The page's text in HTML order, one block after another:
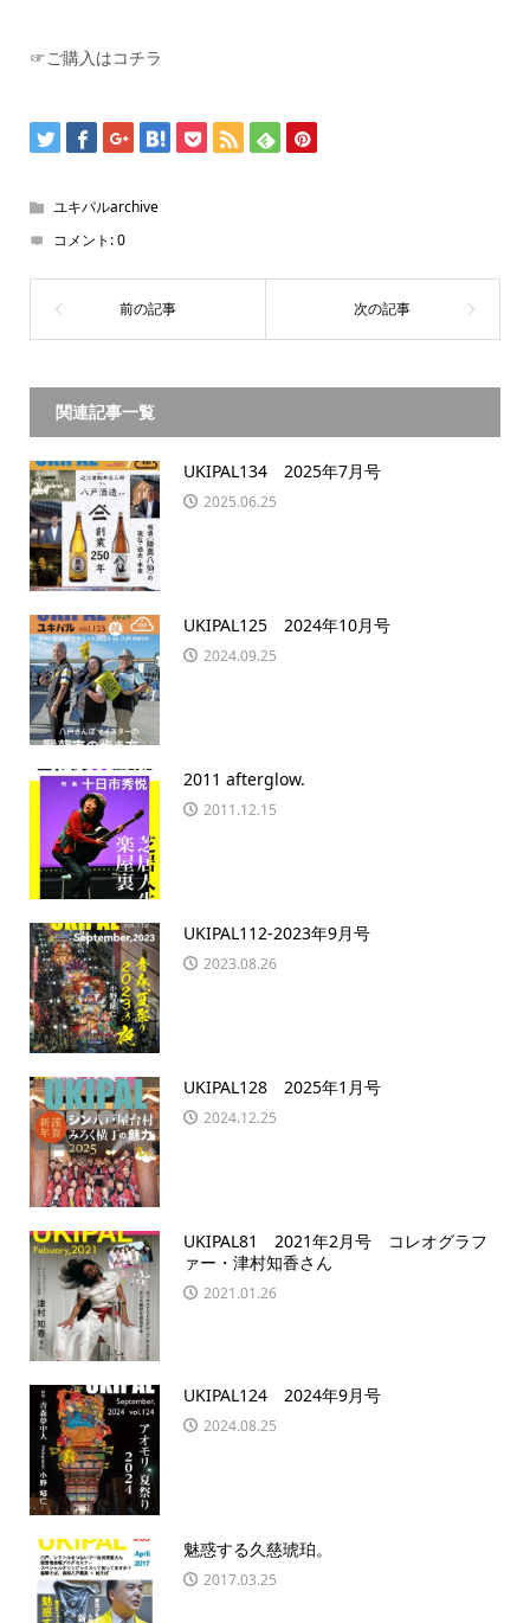
☞ご購入はコチラ
ユキパルarchive
コメント:0
関連記事一覧
UKIPAL134 2025年7月号
2025.06.25
UKIPAL125 2024年10月号
2024.09.25
2011 afterglow.
2011.12.15
UKIPAL112-2023年9月号
2023.08.26
UKIPAL128 2025年1月号
2024.12.25
UKIPAL81 2021年2月号 コレオグラフ
ァー・津村知香さん
2021.01.26
UKIPAL124 2024年9月号
2024.08.25
魅惑する久慈琥珀。
2017.03.25